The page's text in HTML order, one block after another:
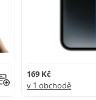
169 Kč
v 1 obchodě